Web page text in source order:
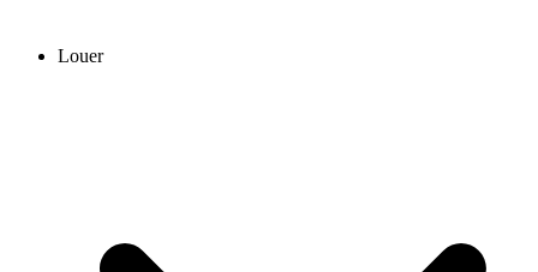
Louer